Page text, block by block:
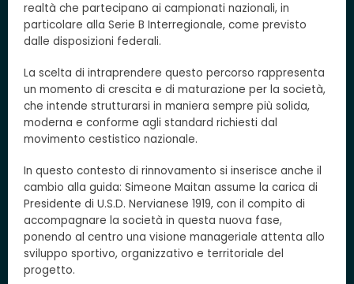
realtà che partecipano ai campionati nazionali, in
particolare alla Serie B Interregionale, come previsto
dalle disposizioni federali.
La scelta di intraprendere questo percorso rappresenta
un momento di crescita e di maturazione per la società,
che intende strutturarsi in maniera sempre più solida,
moderna e conforme agli standard richiesti dal
movimento cestistico nazionale.
In questo contesto di rinnovamento si inserisce anche il
cambio alla guida: Simeone Maitan assume la carica di
Presidente di U.S.D. Nervianese 1919, con il compito di
accompagnare la società in questa nuova fase,
ponendo al centro una visione manageriale attenta allo
sviluppo sportivo, organizzativo e territoriale del
progetto.